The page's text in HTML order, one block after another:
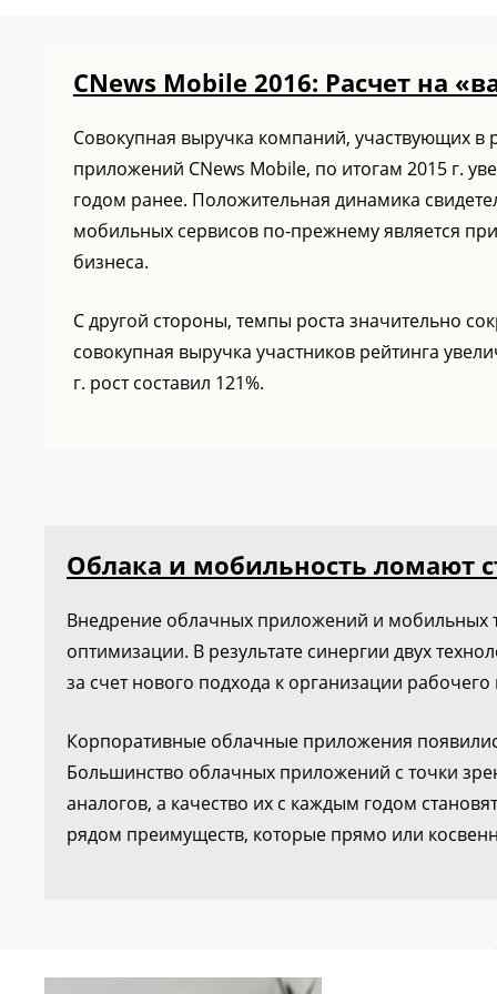
CNews Mobile 2016: Расчет на
Совокупная выручка компаний, участвующих
приложений CNews Mobile, по итогам 2015 г.
годом ранее. Положительная динамика
мобильных сервисов по-прежнему является
бизнеса.
С другой стороны, темпы роста значительно
совокупная выручка участников рейтинга
г. рост составил 121%.
Облака и мобильность ломают
Внедрение облачных приложений и мобильных
оптимизации. В результате синергии двух
за счет нового подхода к организации рабочего
Корпоративные облачные приложения
Большинство облачных приложений с точки
аналогов, а качество их с каждым годом
рядом преимуществ, которые прямо или